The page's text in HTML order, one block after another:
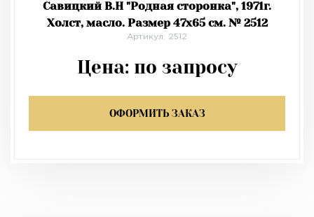
Савицкий В.Н "Родная сторонка", 1971г.
Холст, масло. Размер 47х65 см. № 2512
Артикул: 2512
Цена: по запросу
ОФОРМИТЬ ЗАКАЗ